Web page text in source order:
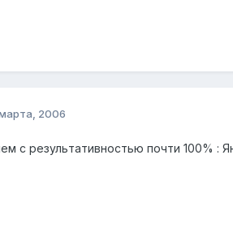
2006
с результативностью почти 100% :